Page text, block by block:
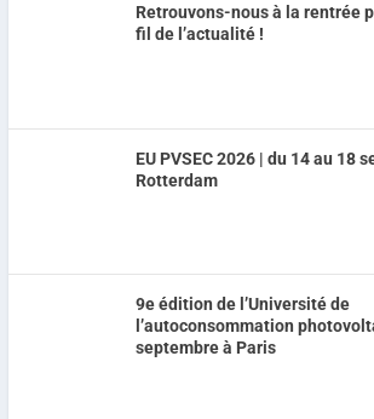
Retrouvons-nous à la rentrée
fil de l’actualité !
EU PVSEC 2026 | du 14 au 18
Rotterdam
9e édition de l’Université de
l’autoconsommation
septembre à Paris